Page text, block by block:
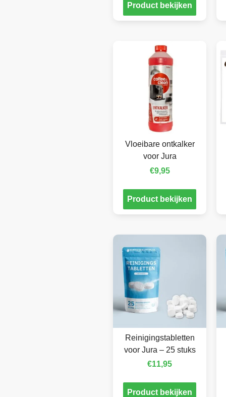
Product bekijken
Vloeibare ontkalker
voor Jura
€9,95
Product bekijken
Reinigingstabletten
voor Jura – 25 stuks
€11,95
Product bekijken